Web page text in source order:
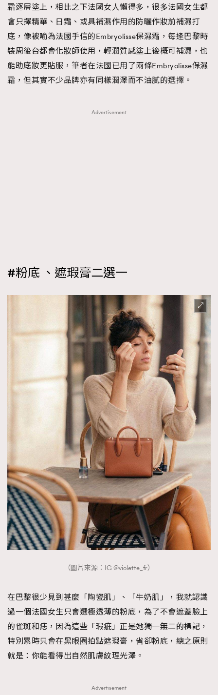
霜逐層塗上，相比之下法國女人懶得多，很多法國女生都
會只擇精華、日霜、或具補濕作用的防曬作妝前補濕打
底，像被喻為法國手信的Embryolisse保濕霜，每逢巴黎時
裝周後台都會化妝師使用，輕潤質感塗上後概可補濕，也
能助底妝更貼服，筆者在法國已用了兩條Embryolisse保濕
霜，但其實不少品牌亦有同樣潤澤而不油膩的選擇。
Advertisement
#粉底 、遮瑕膏二選一
（圖片來源：IG @violette_fr）
在巴黎很少見到甚麼「陶瓷肌」、「牛奶肌」，我就認識
過一個法國女生只會選極透薄的粉底，為了不會遮蓋臉上
的雀斑和痣，因為這些「瑕疵」正是她獨一無二的標記，
特別累時只會在黑眼圈拍點遮瑕膏，省卻粉底，總之原則
就是：你能看得出自然肌膚紋理光澤。
Advertisement